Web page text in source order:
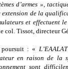
d’armes »,
extension de la
et effectuent
col. Tissot, directeur
: «
en raison de la
sont